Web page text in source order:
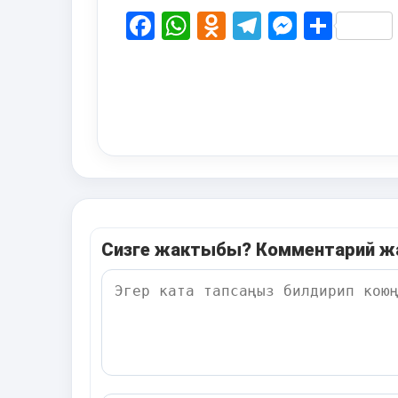
Facebook
WhatsApp
Telegram
Share
Сизге жактыбы? Комментарий